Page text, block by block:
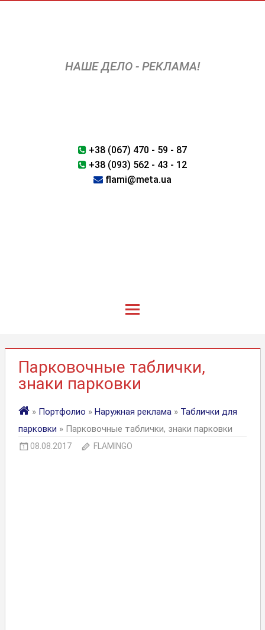
НАШЕ ДЕЛО - РЕКЛАМА!
+38 (067) 470 - 59 - 87
+38 (093) 562 - 43 - 12
flami@meta.ua
Парковочные таблички,
знаки парковки
» Портфолио » Наружная реклама » Таблички для
парковки » Парковочные таблички, знаки парковки
08.08.2017 FLAMINGO